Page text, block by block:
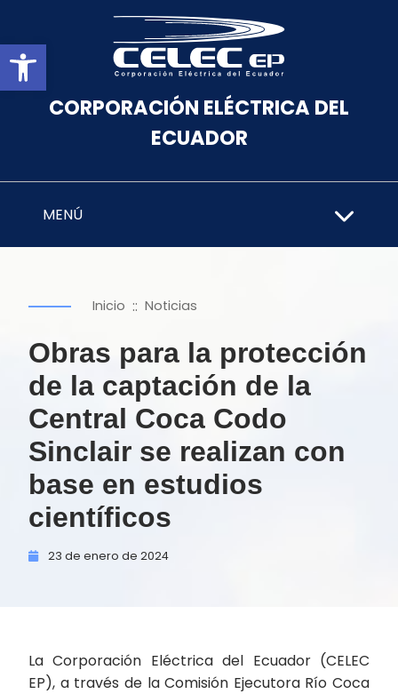
Abrir barra de herramientas
CORPORACIÓN ELÉCTRICA DEL
ECUADOR
MENÚ
Inicio :: Noticias
Obras para la protección
de la captación de la
Central Coca Codo
Sinclair se realizan con
base en estudios
científicos
23 de enero de 2024
La Corporación Eléctrica del Ecuador (CELEC
EP), a través de la Comisión Ejecutora Río Coca